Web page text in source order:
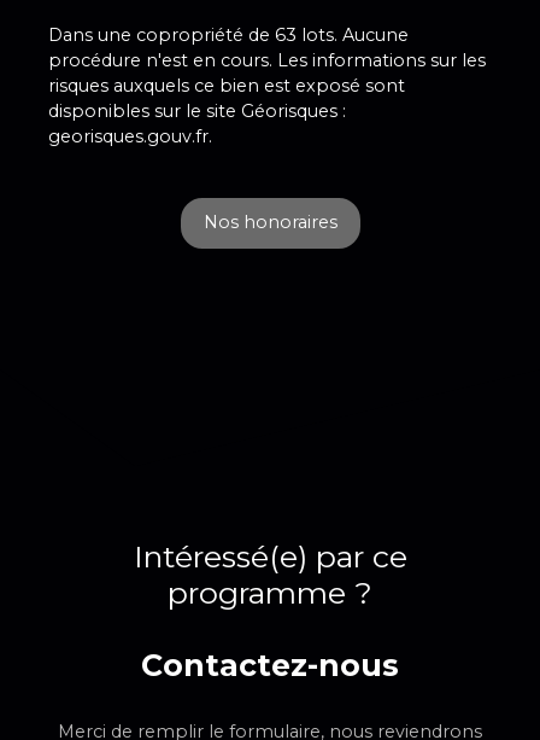
Dans une copropriété de 63 lots. Aucune
procédure n'est en cours. Les informations sur les
risques auxquels ce bien est exposé sont
disponibles sur le site Géorisques :
georisques.gouv.fr.
Nos honoraires
Intéressé(e) par ce
programme ?
Contactez-nous
Merci de remplir le formulaire, nous reviendrons